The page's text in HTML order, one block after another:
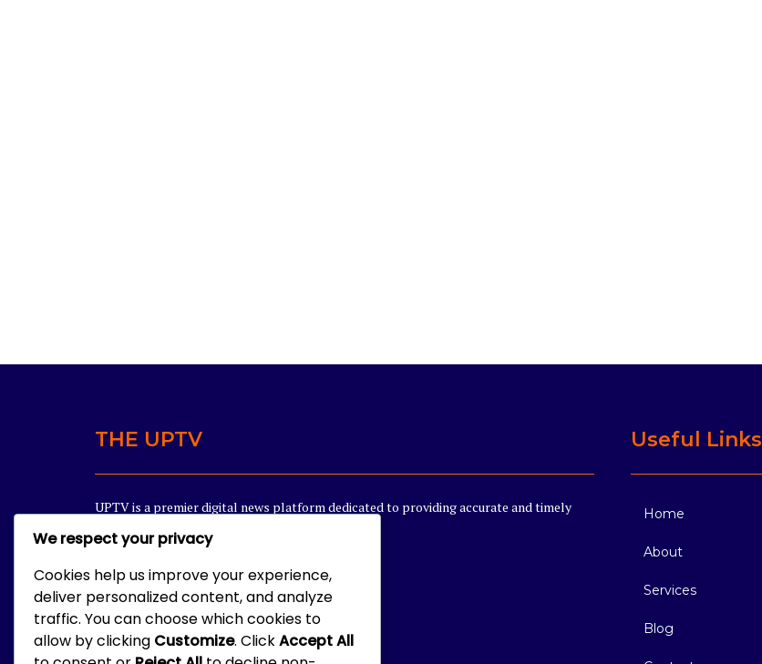
THE UPTV
UPTV is a premier digital news platform dedicated to providing accurate and timely
contact@domain.com
Noida Uttar Pradesh UP PIN-201301 INDIA
Useful Links
Home
About
Services
Blog
We respect your privacy
Cookies help us improve your experience,
deliver personalized content, and analyze
traffic. You can choose which cookies to
allow by clicking Customize. ClickAccept All